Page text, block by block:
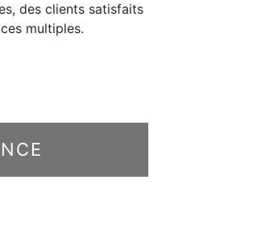
des clients satisfaits
multiples.